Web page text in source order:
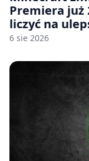
Premiera już
liczyć na
6 sie 2026